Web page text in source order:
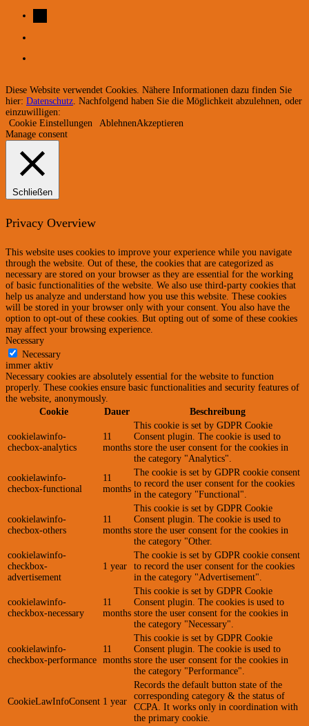
Diese Website verwendet Cookies. Nähere Informationen dazu finden Sie
hier: Datenschutz. Nachfolgend haben Sie die Möglichkeit abzulehnen, oder
einzuwilligen:
Cookie Einstellungen
AblehnenAkzeptieren
Manage consent
Schließen
Privacy Overview
This website uses cookies to improve your experience while you navigate
through the website. Out of these, the cookies that are categorized as
necessary are stored on your browser as they are essential for the working
of basic functionalities of the website. We also use third-party cookies that
help us analyze and understand how you use this website. These cookies
will be stored in your browser only with your consent. You also have the
option to opt-out of these cookies. But opting out of some of these cookies
may affect your browsing experience.
Necessary
Necessary
immer aktiv
Necessary cookies are absolutely essential for the website to function
properly. These cookies ensure basic functionalities and security features of
the website, anonymously.
Cookie
Dauer Beschreibung
cookielawinfo-
checbox-analytics
11
months
This cookie is set by GDPR Cookie
Consent plugin. The cookie is used to
store the user consent for the cookies in
the category "Analytics".
cookielawinfo-
checbox-functional
11
months
The cookie is set by GDPR cookie consent
to record the user consent for the cookies
in the category "Functional".
cookielawinfo-
checbox-others
11
months
This cookie is set by GDPR Cookie
Consent plugin. The cookie is used to
store the user consent for the cookies in
the category "Other.
cookielawinfo-
checkbox-
advertisement
1 year
The cookie is set by GDPR cookie consent
to record the user consent for the cookies
in the category "Advertisement".
cookielawinfo-
checkbox-necessary
11
months
This cookie is set by GDPR Cookie
Consent plugin. The cookies is used to
store the user consent for the cookies in
the category "Necessary".
cookielawinfo-
checkbox-performance
11
months
This cookie is set by GDPR Cookie
Consent plugin. The cookie is used to
store the user consent for the cookies in
the category "Performance".
CookieLawInfoConsent 1 year
Records the default button state of the
corresponding category & the status of
CCPA. It works only in coordination with
the primary cookie.